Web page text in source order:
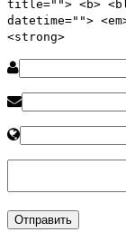
title=""> <b>
datetime="">
<strong>